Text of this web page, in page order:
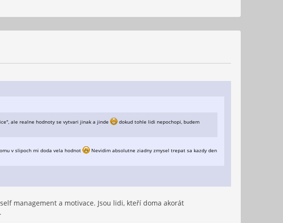
ale realne hodnoty se vytvari jinak a jinde
dokud tohle lidi nepochopi, budem
v slipoch mi doda vela hodnot
Nevidim absolutne ziadny zmysel trepat sa kazdy den
management a motivace. Jsou lidi, kteří doma akorát